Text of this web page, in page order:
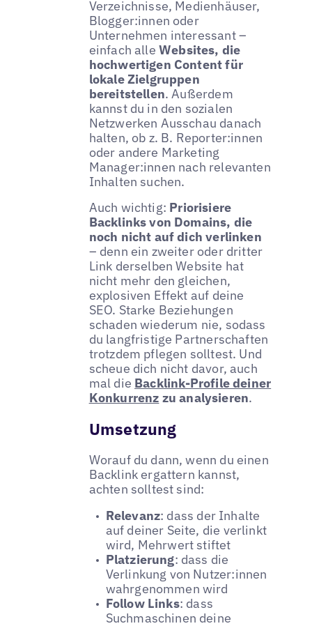
Verzeichnisse, Medienhäuser,
Blogger:innen oder
Unternehmen interessant –
einfach alle Websites, die
hochwertigen Content für
lokale Zielgruppen
bereitstellen. Außerdem
kannst du in den sozialen
Netzwerken Ausschau danach
halten, ob z. B. Reporter:innen
oder andere Marketing
Manager:innen nach relevanten
Inhalten suchen.
Auch wichtig: Priorisiere
Backlinks von Domains, die
noch nicht auf dich verlinken
– denn ein zweiter oder dritter
Link derselben Website hat
nicht mehr den gleichen,
explosiven Effekt auf deine
SEO. Starke Beziehungen
schaden wiederum nie, sodass
du langfristige Partnerschaften
trotzdem pflegen solltest. Und
scheue dich nicht davor, auch
mal die Backlink-Profile deiner
Konkurrenz zu analysieren.
Umsetzung
Worauf du dann, wenn du einen
Backlink ergattern kannst,
achten solltest sind:
Relevanz: dass der Inhalte
auf deiner Seite, die verlinkt
wird, Mehrwert stiftet
Platzierung: dass die
Verlinkung von Nutzer:innen
wahrgenommen wird
Follow Links: dass
Suchmaschinen deine